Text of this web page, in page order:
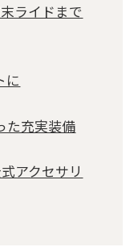
ライドまで
に
た充実装備
アクセサリ